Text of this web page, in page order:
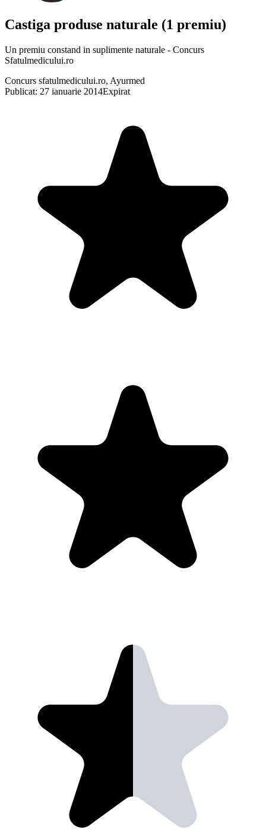
Castiga produse naturale (1 premiu)
Un premiu constand in suplimente naturale - Concurs
Sfatulmedicului.ro
Concurs sfatulmedicului.ro, Ayurmed
Publicat: 27 ianuarie 2014Expirat